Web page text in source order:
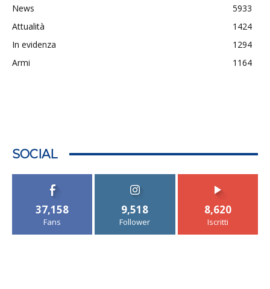
News
5933
Attualità
1424
In evidenza
1294
Armi
1164
SOCIAL
37,158
Fans
9,518
Follower
8,620
Iscritti